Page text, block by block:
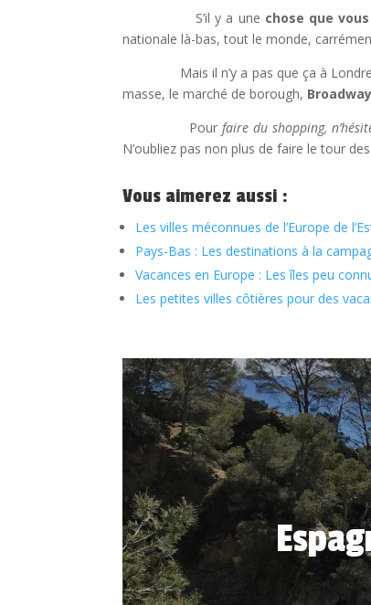
S’il y a une chose que
nationale là-bas, tout le monde,
Mais il n’y a pas que ça à Londres,
masse, le marché de borough,
Pour faire du shopping,
N’oubliez pas non plus de faire le tour des
Vous aimerez aussi :
Les villes méconnues de l’Europe de
Pays-Bas : Les destinations à la
Vacances en Europe : Les îles peu
Les petites villes côtières pour des